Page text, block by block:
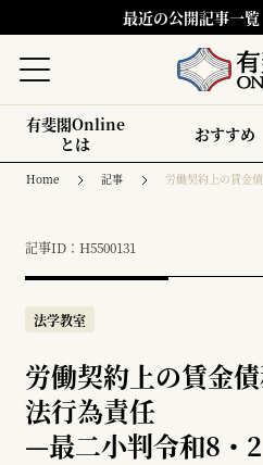
最近の公開記事一覧
有斐閣Online
とは
おすすめ
Home 記事 労働契約上の賃金
記事ID：H5500131
法学教室
労働契約上の賃金
法行為責任
—最二小判令和8・